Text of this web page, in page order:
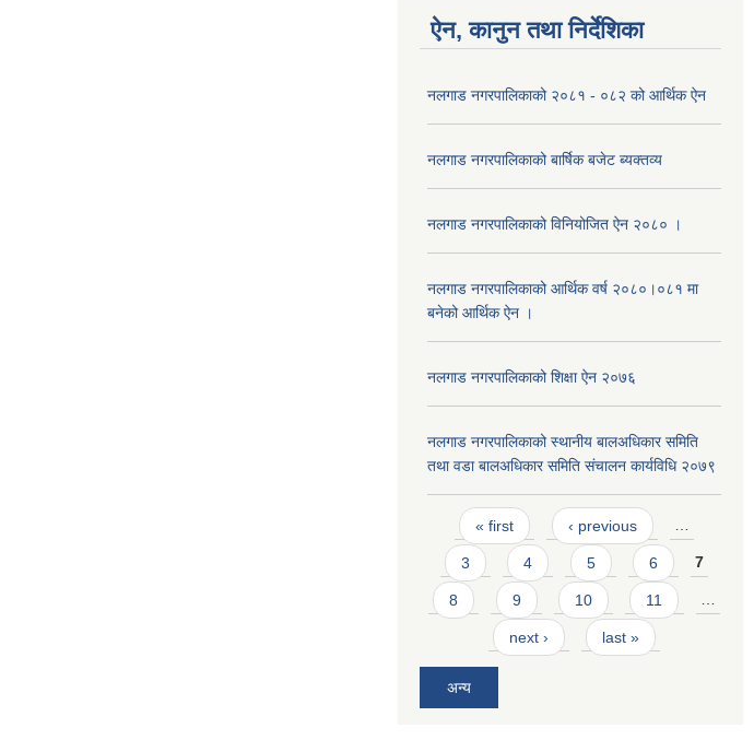
ऐन, कानुन तथा निर्देशिका
नलगाड नगरपालिकाको २०८१ - ०८२ को आर्थिक ऐन
नलगाड नगरपालिकाको बार्षिक बजेट ब्यक्तव्य
नलगाड नगरपालिकाको विनियोजित ऐन २०८० ।
नलगाड नगरपालिकाको आर्थिक वर्ष २०८०।०८१ मा
बनेको आर्थिक ऐन ।
नलगाड नगरपालिकाको शिक्षा ऐन २०७६
नलगाड नगरपालिकाको स्थानीय बालअधिकार समिति
तथा वडा बालअधिकार समिति संचालन कार्यविधि २०७९
Pages
« first ‹ previous …
3 4 5 6 7
8 9 10 11 …
next › last »
अन्य